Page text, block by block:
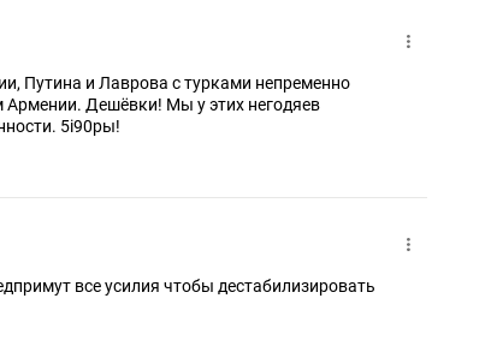
Путина и Лаврова с турками непременно
Дешёвки! Мы у этих негодяев
5i90ры!
все усилия чтобы дестабилизировать